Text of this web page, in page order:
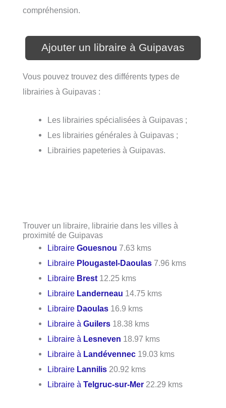
compréhension.
Ajouter un libraire à Guipavas
Vous pouvez trouvez des différents types de
librairies à Guipavas :
Les librairies spécialisées à Guipavas ;
Les librairies générales à Guipavas ;
Librairies papeteries à Guipavas.
Trouver un libraire, librairie dans les villes à
proximité de Guipavas
LibraireGouesnou 7.63 kms
Libraire Plougastel-Daoulas 7.96 kms
Libraire Brest 12.25 kms
Libraire Landerneau 14.75 kms
Libraire Daoulas 16.9 kms
Libraire àGuilers 18.38 kms
Libraire à Lesneven 18.97 kms
Libraire à Landévennec 19.03 kms
Libraire Lannilis 20.92 kms
Libraire àTelgruc-sur-Mer 22.29 kms